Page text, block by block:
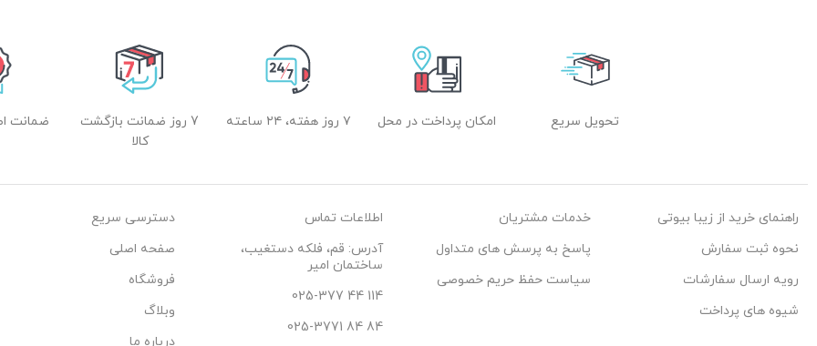
تحویل سریع امکان پرداخت در محل ۷ روز هفته، ۲۴ ساعته
7 روز ضمانت بازگشت
کالا
ضمانت
راهنمای خرید از زیبا بیوتی
نحوه ثبت سفارش
رویه ارسال سفارشات
شیوه های پرداخت
خدمات مشتریان
پاسخ به پرسش های متداول
سیاست حفظ حریم خصوصی
اطلاعات تماس
آدرس: قم، فلکه دستغیب،
ساختمان امیر
114 44 025-377
84 84 025-3771
دسترسی سریع
صفحه اصلی
فروشگاه
وبلاگ
درباره ما